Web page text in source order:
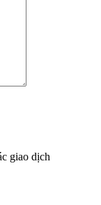
giao dịch